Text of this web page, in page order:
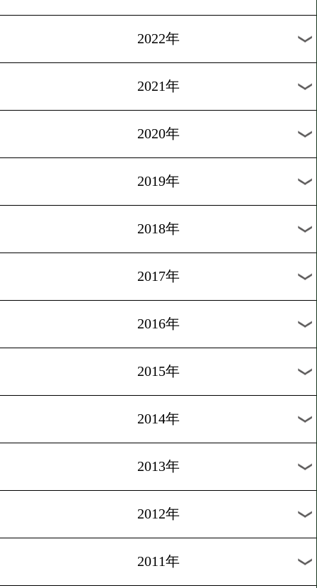
1
過去のニュース
2025年
2024年
2023年
2022年
2021年
2020年